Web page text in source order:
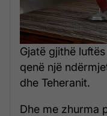
Gjatë gjithë
qenë një
dhe Teheranit.
Dhe me zhurma